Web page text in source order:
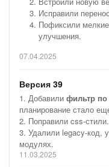
Приложение будет
часто переносят
сложно
бухгалтерия и отдел
инструмент для
продажами в Bitrix24! А
продаж используйте
анализ.
Обновления:
— 13.05.2026:
Исправили
Пофиксили
улучшения.
07.04.2025
Версия 39
1. Добавили фильтр
планирование стало
2. Поправили css-стили.
3. Удалили legacy-код,
модулях.
11.03.2025